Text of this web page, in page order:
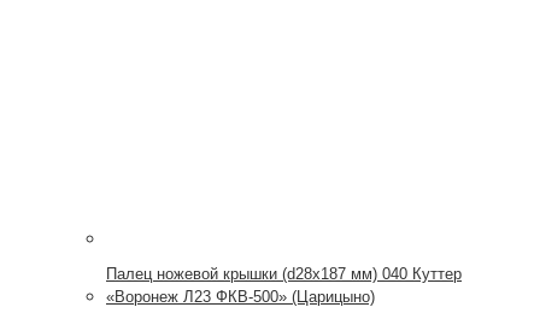
Палец ножевой крышки (d28x187 мм) 040 Куттер
«Воронеж Л23 ФКВ-500» (Царицыно)